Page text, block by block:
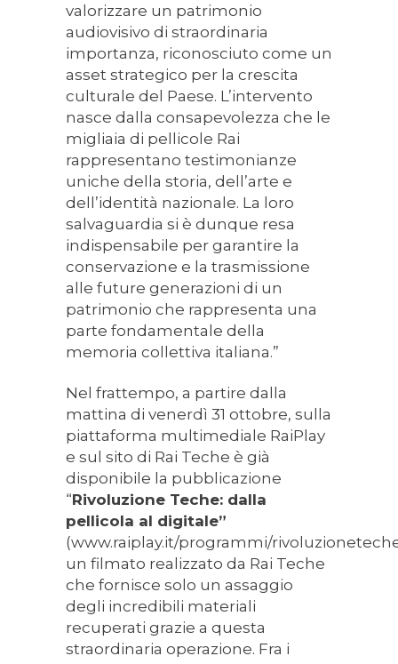
valorizzare un patrimonio
audiovisivo di straordinaria
importanza, riconosciuto come un
asset strategico per la crescita
culturale del Paese. L’intervento
nasce dalla consapevolezza che le
migliaia di pellicole Rai
rappresentano testimonianze
uniche della storia, dell’arte e
dell’identità nazionale. La loro
salvaguardia si è dunque resa
indispensabile per garantire la
conservazione e la trasmissione
alle future generazioni di un
patrimonio che rappresenta una
parte fondamentale della
memoria collettiva italiana.”
Nel frattempo, a partire dalla
mattina di venerdì 31 ottobre, sulla
piattaforma multimediale RaiPlay
e sul sito di Rai Teche è già
disponibile la pubblicazione
“Rivoluzione Teche: dalla
pellicola al digitale”
(www.raiplay.it/programmi/
un filmato realizzato da Rai Teche
che fornisce solo un assaggio
degli incredibili materiali
recuperati grazie a questa
straordinaria operazione. Fra i